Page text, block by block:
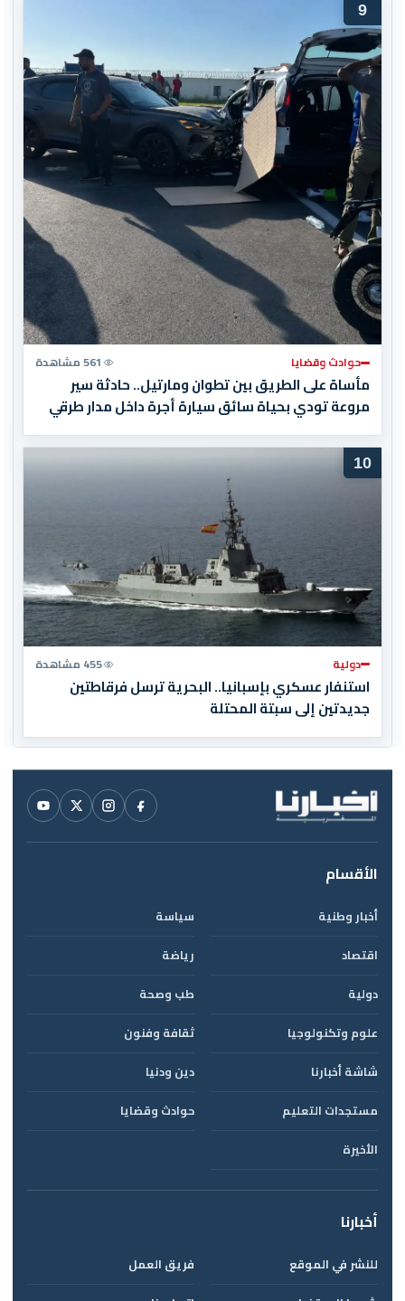
9
حوادث وقضايا 561 مشاهدة
مأساة على الطريق بين تطوان ومارتيل.. حادثة سير
مروعة تودي بحياة سائق سيارة أجرة داخل مدار طرقي
10
دولية 455 مشاهدة
استنفار عسكري بإسبانيا.. البحرية ترسل فرقاطتين
جديدتين إلى سبتة المحتلة
الأقسام
أخبار وطنية
سياسة
اقتصاد
رياضة
دولية
طب وصحة
علوم وتكنولوجيا
ثقافة وفنون
شاشة أخبارنا
دين ودنيا
مستجدات التعليم
حوادث وقضايا
الأخيرة
أخبارنا
للنشر في الموقع
فريق العمل